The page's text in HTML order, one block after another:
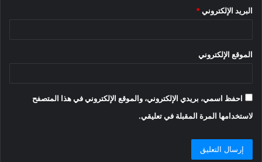
البريد الإلكتروني *
الموقع الإلكتروني
احفظ اسمي، بريدي الإلكتروني، والموقع الإلكتروني في هذا المتصفح
لاستخدامها المرة المقبلة في تعليقي.